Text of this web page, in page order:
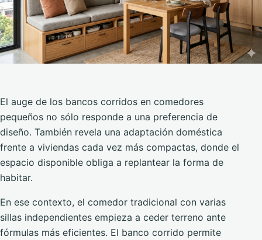
El auge de los bancos corridos en comedores
pequeños no sólo responde a una preferencia de
diseño. También revela una adaptación doméstica
frente a viviendas cada vez más compactas, donde el
espacio disponible obliga a replantear la forma de
habitar.
En ese contexto, el comedor tradicional con varias
sillas independientes empieza a ceder terreno ante
fórmulas más eficientes. El banco corrido permite